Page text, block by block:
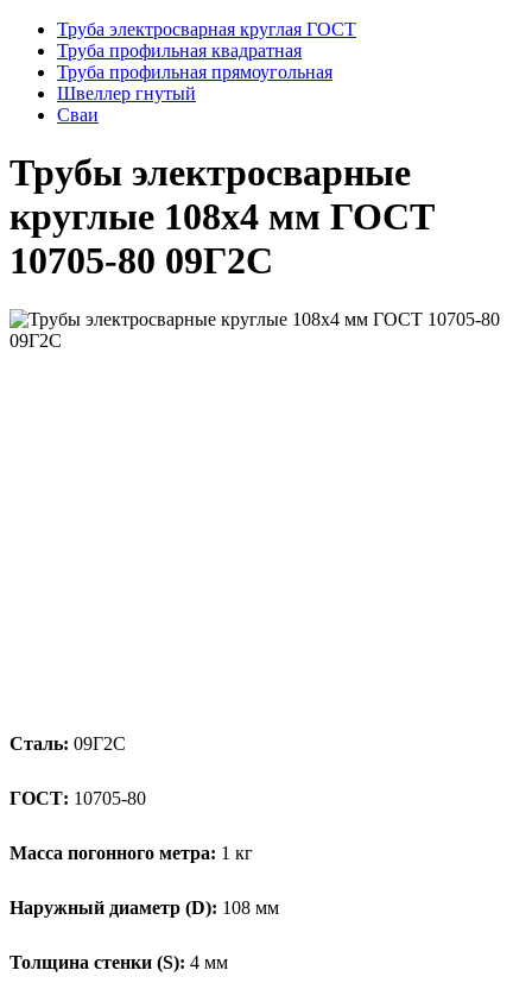
Труба электросварная круглая ГОСТ
Труба профильная квадратная
Труба профильная прямоугольная
Швеллер гнутый
Сваи
Трубы электросварные
круглые 108x4 мм ГОСТ
10705-80 09Г2С
Сталь: 09Г2С
ГОСТ: 10705-80
Масса погонного метра: 1 кг
Наружный диаметр (D): 108 мм
Толщина стенки (S): 4 мм